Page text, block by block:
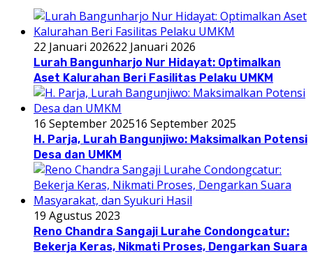
22 Januari 202622 Januari 2026
Lurah Bangunharjo Nur Hidayat: Optimalkan
Aset Kalurahan Beri Fasilitas Pelaku UMKM
16 September 202516 September 2025
H. Parja, Lurah Bangunjiwo: Maksimalkan Potensi
Desa dan UMKM
19 Agustus 2023
Reno Chandra Sangaji Lurahe Condongcatur:
Bekerja Keras, Nikmati Proses, Dengarkan Suara